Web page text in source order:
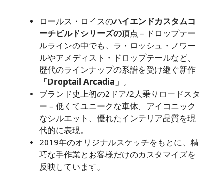
ロールス・ロイスのハイエンドカスタムコ
ーチビルドシリーズの頂点 – ドロップテー
ルラインの中でも、ラ・ロッシュ・ノワー
ルやアメディスト・ドロップテールなど、
歴代のラインナップの系譜を受け継ぐ新作
「Droptail Arcadia」 。
ブランド史上初の2ドア/2人乗りロードスタ
ー – 低くてユニークな車体、アイコニック
なシルエット、優れたインテリア品質を現
代的に表現。
2019年のオリジナルスケッチをもとに、精
巧な手作業とお客様だけのカスタマイズを
反映しています。